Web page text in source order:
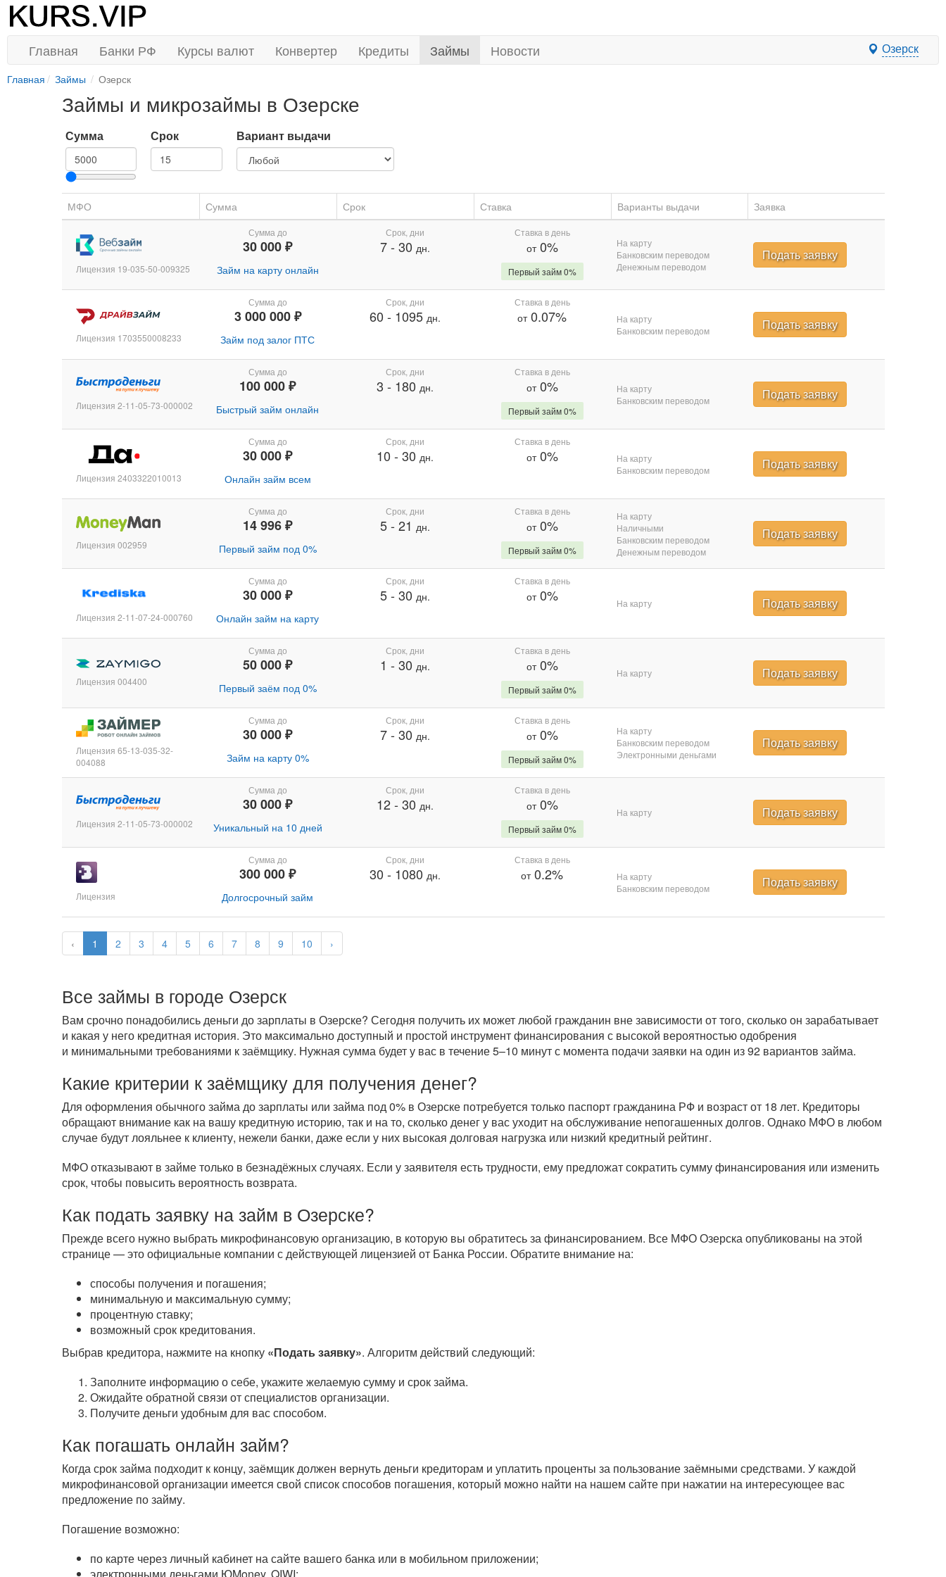
Главная Банки РФ Курсы валют Конвертер Кредиты Займы Новости Озерск
Главная Займы Озерск
Займы и микрозаймы в Озерске
Сумма Срок Вариант выдачи
МФО Сумма Срок Ставка Варианты выдачи Заявка
‹ 1 2 3 4 5 6 7 8 9 10 ›
Лицензия 19-035-50-009325
Сумма до
30 000 ₽
Займ на карту онлайн
Срок, дни
7- 30 дн.
Ставка в день
от0%
Первый займ 0%
На карту
Банковским переводом
Денежным переводом
Подать заявку
Лицензия 1703550008233
Сумма до
3 000 000 ₽
Займ под залог ПТС
Срок, дни
60 - 1095 дн.
Ставка в день
от0.07%
На карту
Банковским переводом
Подать заявку
Лицензия 2-11-05-73-000002
Сумма до
100 000 ₽
Быстрый займ онлайн
Срок, дни
3 - 180 дн.
Ставка в день
от0%
Первый займ 0%
На карту
Банковским переводом
Подать заявку
Лицензия 2403322010013
Сумма до
30 000 ₽
Онлайн займ всем
Срок, дни
10 - 30 дн.
Ставка в день
от0%
На карту
Банковским переводом
Подать заявку
Лицензия 002959
Сумма до
14 996 ₽
Первый займ под 0%
Срок, дни
5- 21 дн.
Ставка в день
от0%
Первый займ 0%
На карту
Наличными
Банковским переводом
Денежным переводом
Подать заявку
Лицензия 2-11-07-24-000760
Сумма до
30 000 ₽
Онлайн займ на карту
Срок, дни
5- 30 дн.
Ставка в день
от0% На карту Подать заявку
Лицензия 004400
Сумма до
50 000 ₽
Первый заём под 0%
Срок, дни
1 - 30 дн.
Ставка в день
от0%
Первый займ 0%
На карту Подать заявку
Лицензия 65-13-035-32-
004088
Сумма до
30 000 ₽
Займ на карту 0%
Срок, дни
7- 30 дн.
Ставка в день
от0%
Первый займ 0%
На карту
Банковским переводом
Электронными деньгами
Подать заявку
Лицензия 2-11-05-73-000002
Сумма до
30 000 ₽
Уникальный на 10 дней
Срок, дни
12- 30 дн.
Ставка в день
от0%
Первый займ 0%
На карту Подать заявку
Лицензия
Сумма до
300 000 ₽
Долгосрочный займ
Срок, дни
30 - 1080 дн.
Ставка в день
от0.2%
На карту
Банковским переводом
Подать заявку
Все займы в городе Озерск
Вам срочно понадобились деньги до зарплаты в Озерске? Сегодня получить их может любой гражданин вне зависимости от того, сколько он зарабатывает
и какая у него кредитная история. Это максимально доступный и простой инструмент финансирования с высокой вероятностью одобрения
и минимальными требованиями к заёмщику. Нужная сумма будет у вас в течение 5–10 минут с момента подачи заявки на один из 92 вариантов займа.
Какие критерии к заёмщику для получения денег?
Для оформления обычного займа до зарплаты или займа под 0% в Озерске потребуется только паспорт гражданина РФ и возраст от 18 лет. Кредиторы
обращают внимание как на вашу кредитную историю, так и на то, сколько денег у вас уходит на обслуживание непогашенных долгов. Однако МФО в любом
случае будут лояльнее к клиенту, нежели банки, даже если у них высокая долговая нагрузка или низкий кредитный рейтинг.
МФО отказывают в займе только в безнадёжных случаях. Если у заявителя есть трудности, ему предложат сократить сумму финансирования или изменить
срок, чтобы повысить вероятность возврата.
Как подать заявку на займ в Озерске?
Прежде всего нужно выбрать микрофинансовую организацию, в которую вы обратитесь за финансированием. Все МФО Озерска опубликованы на этой
странице — это официальные компании с действующей лицензией от Банка России. Обратите внимание на:
способы получения и погашения;
минимальную и максимальную сумму;
процентную ставку;
возможный срок кредитования.
Выбрав кредитора, нажмите на кнопку «Подать заявку». Алгоритм действий следующий:
Заполните информацию о себе, укажите желаемую сумму и срок займа.
Ожидайте обратной связи от специалистов организации.
Получите деньги удобным для вас способом.
Как погашать онлайн займ?
Когда срок займа подходит к концу, заёмщик должен вернуть деньги кредиторам и уплатить проценты за пользование заёмными средствами. У каждой
микрофинансовой организации имеется свой список способов погашения, который можно найти на нашем сайте при нажатии на интересующее вас
предложение по займу.
Погашение возможно:
по карте через личный кабинет на сайте вашего банка или в мобильном приложении;